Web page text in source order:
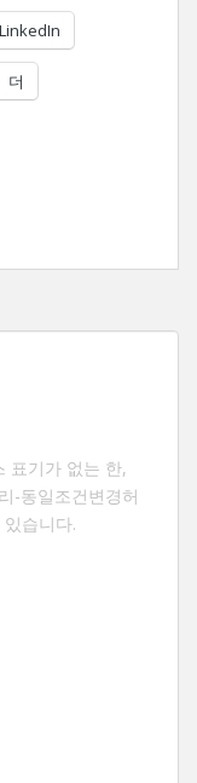
LinkedIn
더
표기가 없는 한,
-동일조건변경허
습니다.